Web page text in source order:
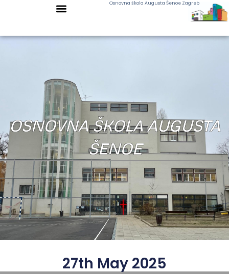
Osnovna škola Augusta Šenoe Zagreb
OSNOVNA ŠKOLA AUGUSTA
ŠENOE
27th May 2025